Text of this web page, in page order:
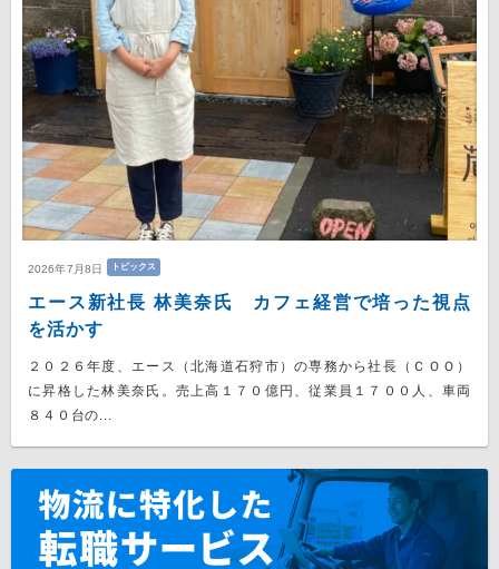
2026年7月8日 トピックス
エース新社長 林美奈氏 カフェ経営で培った視点
を活かす
２０２６年度、エース（北海道石狩市）の専務から社長（ＣＯＯ）
に昇格した林美奈氏。売上高１７０億円、従業員１７００人、車両
８４０台の...